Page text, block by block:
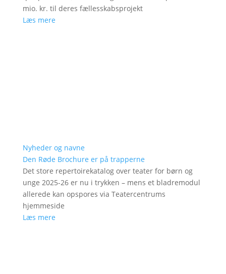
mio. kr. til deres fællesskabsprojekt
Læs mere
Nyheder og navne
Den Røde Brochure er på trapperne
Det store repertoirekatalog over teater for børn og
unge 2025-26 er nu i trykken – mens et bladremodul
allerede kan opspores via Teatercentrums
hjemmeside
Læs mere